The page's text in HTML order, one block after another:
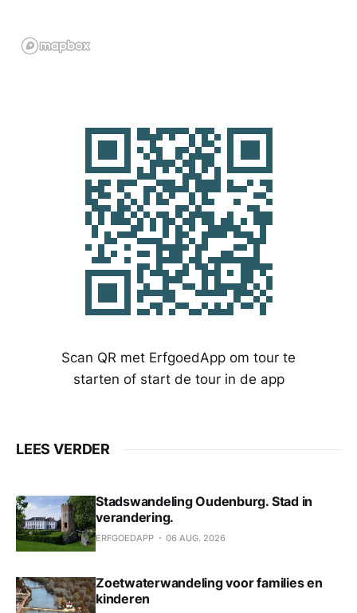
Scan QR met ErfgoedApp om tour te
starten of start de tour in de app
LEES VERDER
Stadswandeling Oudenburg. Stad in
verandering.
ERFGOEDAPP 06 AUG. 2026
Zoetwaterwandeling voor families en
kinderen